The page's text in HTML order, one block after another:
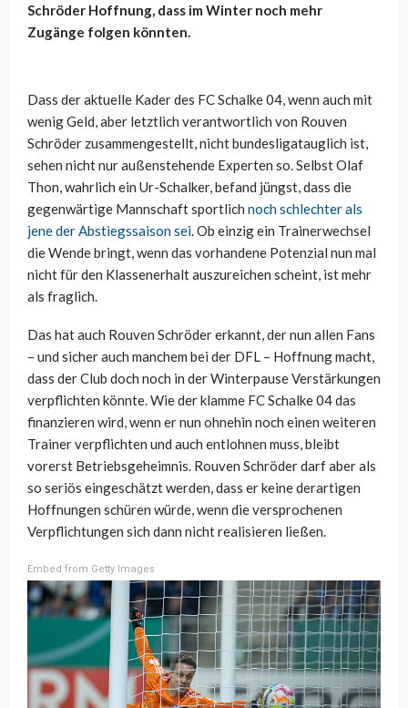
Schröder Hoffnung, dass im Winter noch mehr
Zugänge folgen könnten.
Dass der aktuelle Kader des FC Schalke 04, wenn auch mit
wenig Geld, aber letztlich verantwortlich von Rouven
Schröder zusammengestellt, nicht bundesligatauglich ist,
sehen nicht nur außenstehende Experten so. Selbst Olaf
Thon, wahrlich ein Ur-Schalker, befand jüngst, dass die
gegenwärtige Mannschaft sportlich noch schlechter als
jene der Abstiegssaison sei. Ob einzig ein Trainerwechsel
die Wende bringt, wenn das vorhandene Potenzial nun mal
nicht für den Klassenerhalt auszureichen scheint, ist mehr
als fraglich.
Das hat auch Rouven Schröder erkannt, der nun allen Fans
– und sicher auch manchem bei der DFL – Hoffnung macht,
dass der Club doch noch in der Winterpause Verstärkungen
verpflichten könnte. Wie der klamme FC Schalke 04 das
finanzieren wird, wenn er nun ohnehin noch einen weiteren
Trainer verpflichten und auch entlohnen muss, bleibt
vorerst Betriebsgeheimnis. Rouven Schröder darf aber als
so seriös eingeschätzt werden, dass er keine derartigen
Hoffnungen schüren würde, wenn die versprochenen
Verpflichtungen sich dann nicht realisieren ließen.
Embed from Getty Images